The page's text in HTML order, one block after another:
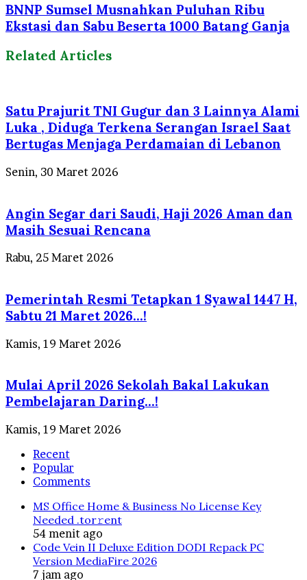
BNNP Sumsel Musnahkan Puluhan Ribu
Ekstasi dan Sabu Beserta 1000 Batang Ganja
Related Articles
Satu Prajurit TNI Gugur dan 3 Lainnya Alami
Luka , Diduga Terkena Serangan Israel Saat
Bertugas Menjaga Perdamaian di Lebanon
Senin, 30 Maret 2026
Angin Segar dari Saudi, Haji 2026 Aman dan
Masih Sesuai Rencana
Rabu, 25 Maret 2026
Pemerintah Resmi Tetapkan 1 Syawal 1447 H,
Sabtu 21 Maret 2026…!
Kamis, 19 Maret 2026
Mulai April 2026 Sekolah Bakal Lakukan
Pembelajaran Daring…!
Kamis, 19 Maret 2026
Recent
Popular
Comments
MS Office Home & Business No License Key
Needed .tоr𝚛еnt
54 menit ago
Code Vein II Deluxe Edition DODI Repack PC
Version MediaFire 2026
7 jam ago